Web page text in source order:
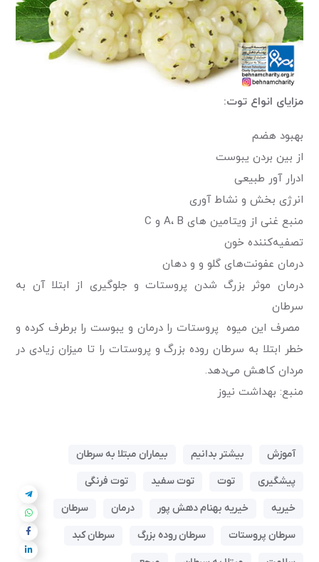
مزایای انواع توت:
بهبود هضم
از بین بردن یبوست
ادرار آور طبیعی
انرژی بخش و نشاط آوری
منبع غنی از ویتامین های A، B و C
تصفیه‌کننده خون
درمان عفونت‌های گلو و و دهان
درمان موثر بزرگ شدن پروستات و جلوگیری از ابتلا آن به
سرطان
مصرف این میوه پروستات را درمان و یبوست را برطرف کرده و
خطر ابتلا به سرطان روده بزرگ و پروستات را تا میزان زیادی در
مردان کاهش می‌دهد.
منبع: بهداشت نیوز
آموزش بیشتر بدانیم
بیماران مبتلا به سرطان
پیشگیری
توت توت سفید
توت فرنگی
خیریه
خیریه بهنام دهش پور درمان
سرطان
سرطان پروستات
سرطان روده بزرگ
سرطان کبد